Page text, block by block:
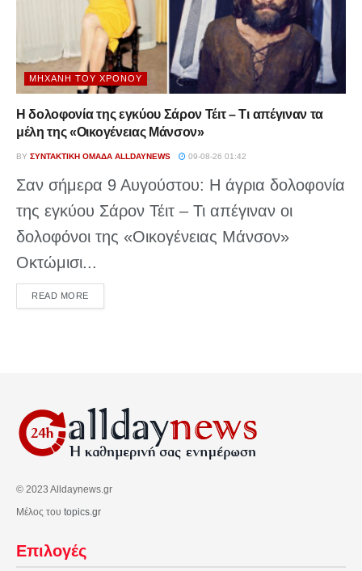
ΜΗΧΑΝΉ ΤΟΥ ΧΡΌΝΟΥ
Η δολοφονία της εγκύου Σάρον Τέιτ – Τι απέγιναν τα
μέλη της «Οικογένειας Μάνσον»
BY ΣΥΝΤΑΚΤΙΚΉ ΟΜΆΔΑ ALLDAYNEWS 09-08-26 01:42
Σαν σήμερα 9 Αυγούστου: Η άγρια δολοφονία
της εγκύου Σάρον Τέιτ – Τι απέγιναν οι
δολοφόνοι της «Οικογένειας Μάνσον»
Οκτώμισι...
READ MOREDETAILS
© 2023 Alldaynews.gr
Μέλος του topics.gr
Επιλογές